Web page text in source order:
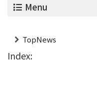
Menu
TopNews
Index: